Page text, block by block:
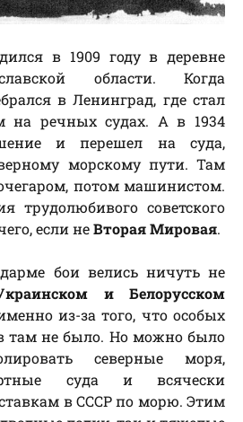
в 1909 году в деревне
области. Когда
в Ленинград, где стал
на речных судах. А в 1934
и перешел на суда,
морскому пути. Там
потом машинистом.
трудолюбивого советского
если неВторая Мировая.
бои велись ничуть не
краинском и Белорусском
из-за того, что особых
там не было. Но можно было
северные моря,
суда и всячески
в СССР по морю. Этим